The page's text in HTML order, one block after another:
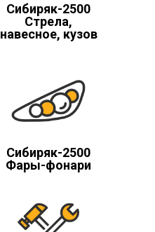
Cибиряк-2500
Стрела,
навесное, кузов
Cибиряк-2500
Фары-фонари